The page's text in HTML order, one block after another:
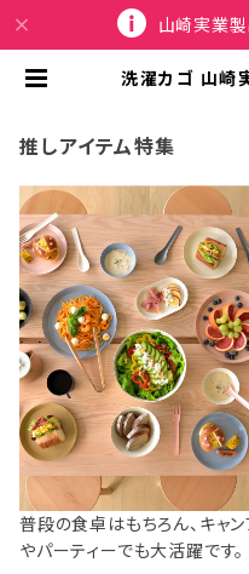
山崎実業
洗濯カゴ 山崎
推しアイテム特集
普段の食卓はもちろん、キャン
やパーティーでも大活躍です。